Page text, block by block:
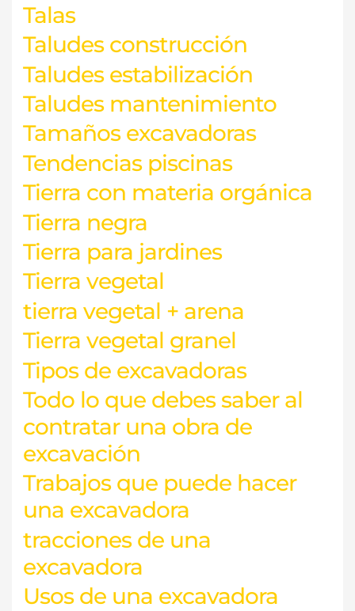
Talas
Taludes construcción
Taludes estabilización
Taludes mantenimiento
Tamaños excavadoras
Tendencias piscinas
Tierra con materia orgánica
Tierra negra
Tierra para jardines
Tierra vegetal
tierra vegetal + arena
Tierra vegetal granel
Tipos de excavadoras
Todo lo que debes saber al
contratar una obra de
excavación
Trabajos que puede hacer
una excavadora
tracciones de una
excavadora
Usos de una excavadora